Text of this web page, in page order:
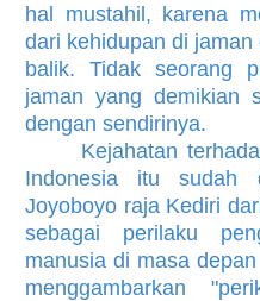
hal mustahil, karena
dari kehidupan di
balik. Tidak seorang
jaman yang demikian
dengan sendirinya.
Kejahatan terhadap
Indonesia itu sudah
Joyoboyo raja Kediri
sebagai perilaku
manusia di masa
menggambarkan